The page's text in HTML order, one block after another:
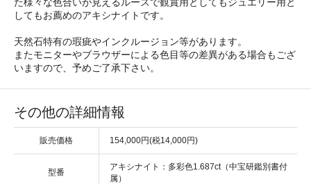
してもお薦めのアキシナイトです。
天然石特有の瑕疵やインクルージョン等があります。
またモニターやブラウザーによる色目等の差異がある場合もござ
いますので、予めご了承下さい。
その他の詳細情報
販売価格 154,000円(税14,000円)
型番
アキシナイト：多彩色1.687ct（中宝研鑑別書付
属）